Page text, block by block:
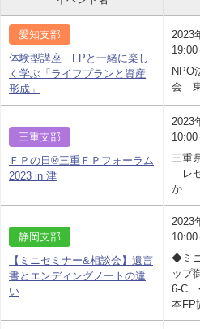
愛知支部
体験型講座 FPと一緒に楽し
く学ぶ「ライフプランと資産
形成」
2023
NPO
会 東
三重支部
ＦＰの日®三重ＦＰフォーラム
2023 in 津
2023
三重
レ
か
静岡支部
【ミニセミナー&相談会】遺言
書とエンディングノートの違
い
2023
◆ミ
ップ
6-C
本FP